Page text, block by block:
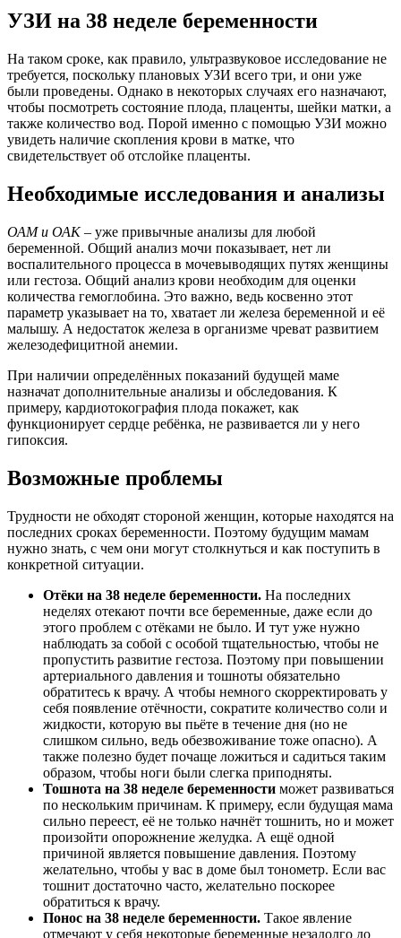
УЗИ на 38 неделе беременности
На таком сроке, как правило, ультразвуковое исследование не
требуется, поскольку плановых УЗИ всего три, и они уже
были проведены. Однако в некоторых случаях его назначают,
чтобы посмотреть состояние плода, плаценты, шейки матки, а
также количество вод. Порой именно с помощью УЗИ можно
увидеть наличие скопления крови в матке, что
свидетельствует об отслойке плаценты.
Необходимые исследования и анализы
ОАМ и ОАК– уже привычные анализы для любой
беременной. Общий анализ мочи показывает, нет ли
воспалительного процесса в мочевыводящих путях женщины
или гестоза. Общий анализ крови необходим для оценки
количества гемоглобина. Это важно, ведь косвенно этот
параметр указывает на то, хватает ли железа беременной и её
малышу. А недостаток железа в организме чреват развитием
железодефицитной анемии.
При наличии определённых показаний будущей маме
назначат дополнительные анализы и обследования. К
примеру, кардиотокография плода покажет, как
функционирует сердце ребёнка, не развивается ли у него
гипоксия.
Возможные проблемы
Трудности не обходят стороной женщин, которые находятся на
последних сроках беременности. Поэтому будущим мамам
нужно знать, с чем они могут столкнуться и как поступить в
конкретной ситуации.
Отёки на 38 неделе беременности. На последних
неделях отекают почти все беременные, даже если до
этого проблем с отёками не было. И тут уже нужно
наблюдать за собой с особой тщательностью, чтобы не
пропустить развитие гестоза. Поэтому при повышении
артериального давления и тошноты обязательно
обратитесь к врачу. А чтобы немного скорректировать у
себя появление отёчности, сократите количество соли и
жидкости, которую вы пьёте в течение дня (но не
слишком сильно, ведь обезвоживание тоже опасно). А
также полезно будет почаще ложиться и садиться таким
образом, чтобы ноги были слегка приподняты.
Тошнота на 38 неделе беременности может развиваться
по нескольким причинам. К примеру, если будущая мама
сильно переест, её не только начнёт тошнить, но и может
произойти опорожнение желудка. А ещё одной
причиной является повышение давления. Поэтому
желательно, чтобы у вас в доме был тонометр. Если вас
тошнит достаточно часто, желательно поскорее
обратиться к врачу.
Понос на 38 неделе беременности. Такое явление
отмечают у себя некоторые беременные незадолго до